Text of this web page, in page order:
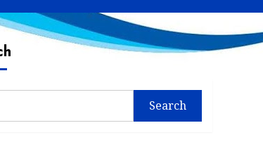
Search